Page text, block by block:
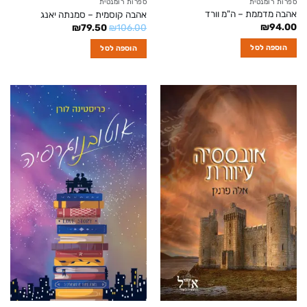
אהבה מדממת – ה"מ וורד
₪94.00
הוספה לסל
אהבה קוסמית – סמנתה יאנג
₪106.00
המחיר
המקורי
היה:
₪106.00.
₪79.50
המחיר
הוספה לסל